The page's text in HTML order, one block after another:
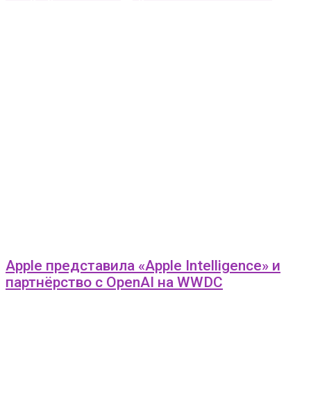
Apple представила «Apple Intelligence» и
партнёрство с OpenAI на WWDC